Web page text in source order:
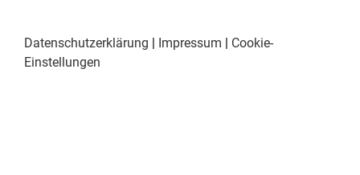
Datenschutzerklärung Impressum
Cookie-
Einstellungen